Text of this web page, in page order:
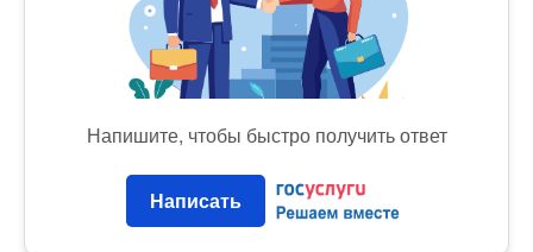
Напишите, чтобы быстро получить ответ
Написать